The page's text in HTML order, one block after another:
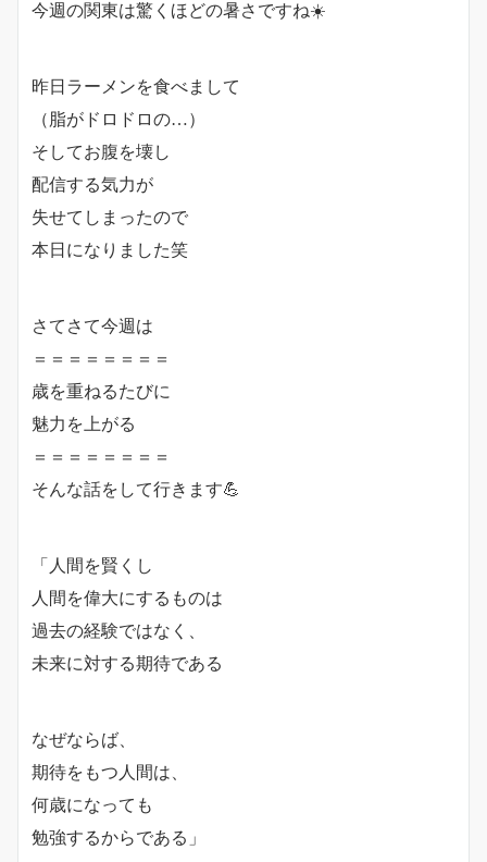
今週の関東は驚くほどの暑さですね☀️
昨日ラーメンを食べまして
（脂がドロドロの…）
そしてお腹を壊し
配信する気力が
失せてしまったので
本日になりました笑
さてさて今週は
＝＝＝＝＝＝＝＝
歳を重ねるたびに
魅力を上がる
＝＝＝＝＝＝＝＝
そんな話をして行きます💪
「人間を賢くし
人間を偉大にするものは
過去の経験ではなく、
未来に対する期待である
なぜならば、
期待をもつ人間は、
何歳になっても
勉強するからである」